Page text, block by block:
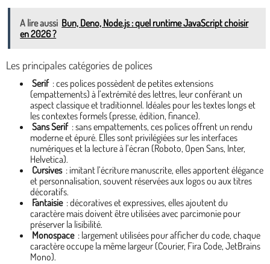
A lire aussi Bun, Deno, Node.js : quel runtime JavaScript choisir
en 2026 ?
Les principales catégories de polices
Serif : ces polices possèdent de petites extensions
(empattements) à l’extrémité des lettres, leur conférant un
aspect classique et traditionnel. Idéales pour les textes longs et
les contextes formels (presse, édition, finance).
Sans Serif : sans empattements, ces polices offrent un rendu
moderne et épuré. Elles sont privilégiées sur les interfaces
numériques et la lecture à l’écran (Roboto, Open Sans, Inter,
Helvetica).
Cursives : imitant l’écriture manuscrite, elles apportent élégance
et personnalisation, souvent réservées aux logos ou aux titres
décoratifs.
Fantaisie : décoratives et expressives, elles ajoutent du
caractère mais doivent être utilisées avec parcimonie pour
préserver la lisibilité.
Monospace : largement utilisées pour afficher du code, chaque
caractère occupe la même largeur (Courier, Fira Code, JetBrains
Mono).